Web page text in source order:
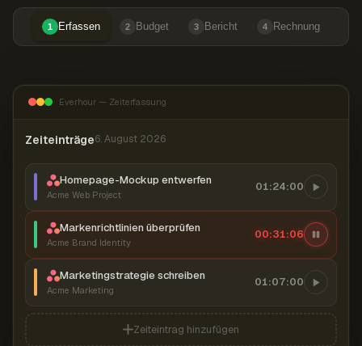
1 Erfassen 2 Budget 3 Bericht 4 Rechnung
Everhour — Zeiterfassung
Zeiteinträge6. August 2026
Homepage-Mockup entwerfen
Acme Web Project
01:24:00
Markenrichtlinien überprüfen
Acme Brand Identity
00:31:07
Marketingstrategie schreiben
Acme Marketing
01:07:00
Zeiteintrag hinzufügen